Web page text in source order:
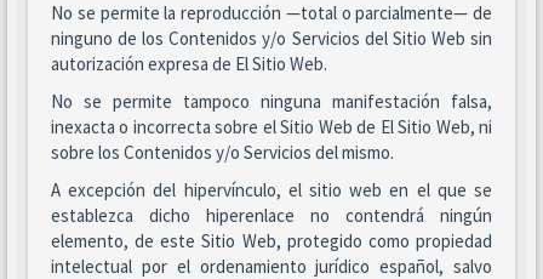
No se permite la reproducción —total o parcialmente— de
ninguno de los Contenidos y/o Servicios del Sitio Web sin
autorización expresa de El Sitio Web.
No se permite tampoco ninguna manifestación falsa,
inexacta o incorrecta sobre el Sitio Web de El Sitio Web, ni
sobre los Contenidos y/o Servicios del mismo.
A excepción del hipervínculo, el sitio web en el que se
establezca dicho hiperenlace no contendrá ningún
elemento, de este Sitio Web, protegido como propiedad
intelectual por el ordenamiento jurídico español, salvo